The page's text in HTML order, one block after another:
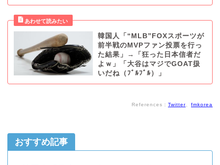
韓国人「“MLB”FOXスポーツが
前半戦のMVPファン投票を行っ
た結果」→「狂った日本信者だ
よｗ」「大谷はマジでGOAT扱
いだね（ﾌﾞﾙﾌﾞﾙ）」
References： Twitter fmkorea
おすすめ記事